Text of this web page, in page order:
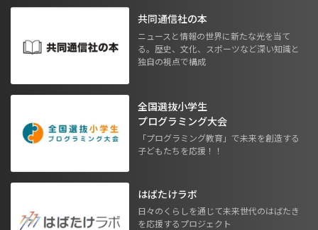
共同通信社の本
ニュースと情報の世界に新たな光を当て
る。歴史、文化、スポーツなど深い知識と
独自の視点で構成
全国選抜小学生
プログラミング大会
「プログラミング教育」で未来を創造する
子どもたちを応援！！
はばたけラボ
日々のくらしを通じて未来世代のはばたき
を応援するプロジェクト